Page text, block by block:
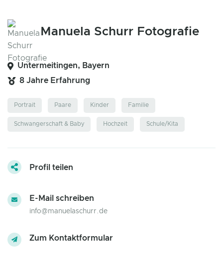
Manuela Schurr Fotografie
Untermeitingen, Bayern
8 Jahre Erfahrung
Portrait Paare Kinder Familie
Schwangerschaft & Baby Hochzeit Schule/Kita
Profil teilen
E-Mail schreiben
info@manuelaschurr.de
Zum Kontaktformular